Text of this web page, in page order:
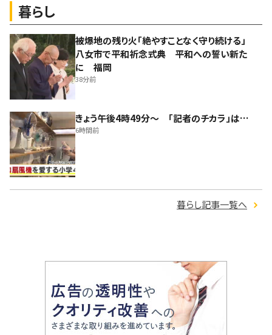
暮らし
被爆地の残り火「絶やすことなく守り続ける」
八女市で平和祈念式典 平和への誓い新た
に 福岡
38分前
きょう午後4時49分～ 「記者のチカラ」は…
6時間前
暮らし記事一覧へ